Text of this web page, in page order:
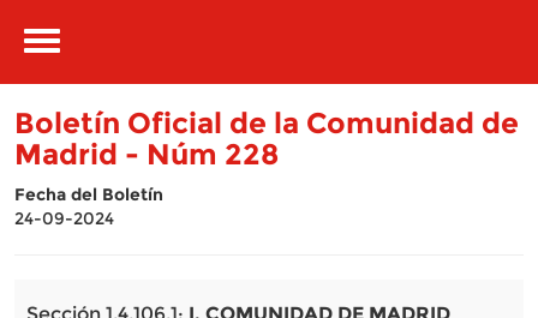
Toggle
Boletín Oficial de la Comunidad de
Madrid - Núm 228
Fecha del Boletín
24-09-2024